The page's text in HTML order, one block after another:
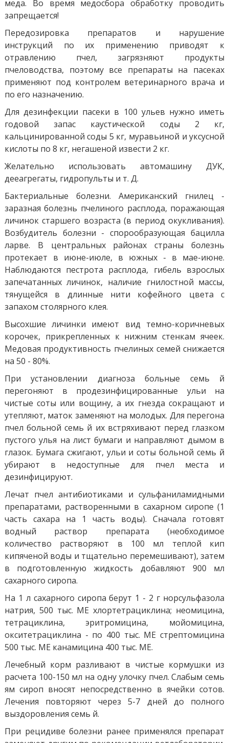
меда. Во время медосбора обработку проводить
запрещается!
Передозировка препаратов и нарушение
инструкций по их применению приводят к
отравлению пчел, загрязняют продукты
пчеловодства, поэтому все препараты на пасеках
применяют под контролем ветеринарного врача и
по его назначению.
Для дезинфекции пасеки в 100 ульев нужно иметь
годовой запас каустической соды 2 кг,
кальцинированной соды 5 кг, муравьиной и уксусной
кислоты по 8 кг, негашеной извести 2 кг.
Желательно использовать автомашину ДУК,
дееагрегаты, гидропульты и т. Д.
Бактериальные болезни. Американский гнилец -
заразная болезнь пчелиного расплода, поражающая
личинок старшего возраста (в период окукливания).
Возбудитель болезни - спорообразующая бацилла
ларве. В центральных районах страны болезнь
протекает в июне-июле, в южных - в мае-июне.
Наблюдаются пестрота расплода, гибель взрослых
запечатанных личинок, наличие гнилостной массы,
тянущейся в длинные нити кофейного цвета с
запахом столярного клея.
Высохшие личинки имеют вид темно-коричневых
корочек, прикрепленных к нижним стенкам ячеек.
Медовая продуктивность пчелиных семей снижается
на 50 - 80%.
При установлении диагноза больные семь й
перегоняют в продезинфицированные ульи на
чистые соты или вощину, а их гнезда сокращают и
утепляют, маток заменяют на молодых. Для перегона
пчел больной семь й их встряхивают перед глазком
пустого улья на лист бумаги и направляют дымом в
глазок. Бумага сжигают, ульи и соты больной семь й
убирают в недоступные для пчел места и
дезинфицируют.
Лечат пчел антибиотиками и сульфаниламидными
препаратами, растворенными в сахарном сиропе (1
часть сахара на 1 часть воды). Сначала готовят
водный раствор препарата (необходимое
количество растворяют в 100 мл теплой кип
кипяченой воды и тщательно перемешивают), затем
в подготовленную жидкость добавляют 900 мл
сахарного сиропа.
На 1 л сахарного сиропа берут 1 - 2 г норсульфазола
натрия, 500 тыс. МЕ хлортетрациклина; неомицина,
тетрациклина, эритромицина, мойомицина,
окситетрациклина - по 400 тыс. МЕ стрептомицина
500 тыс. МЕ канамицина 400 тыс. МЕ.
Лечебный корм разливают в чистые кормушки из
расчета 100-150 мл на одну улочку пчел. Слабым семь
ям сироп вносят непосредственно в ячейки сотов.
Лечения повторяют через 5-7 дней до полного
выздоровления семь й.
При рецидиве болезни ранее применялся препарат